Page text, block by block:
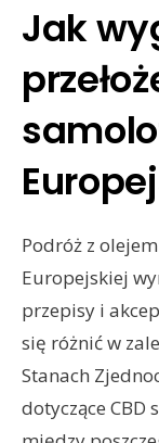
Jak
Podróż z
Europejskiej
przepisy i
się różnić w
Stanach
dotyczące CBD